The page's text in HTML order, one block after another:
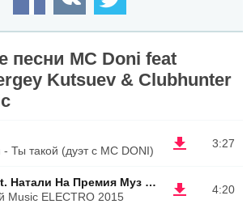
песни MC Doni feat
Kutsuev & Clubhunter
3:27
Ты такой (дуэт с MC DONI)
4:20
MC Doni ft. Натали На Премия Муз тв 2015
Music ELECTRO 2015